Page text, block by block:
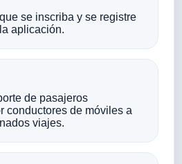
se inscriba y se registre
aplicación.
de pasajeros
conductores de móviles a
viajes.